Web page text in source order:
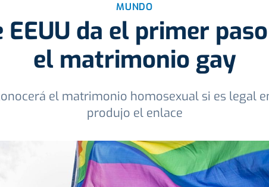
MUNDO
EEUU da el primer
el matrimonio gay
el matrimonio homosexual si es legal
produjo el enlace